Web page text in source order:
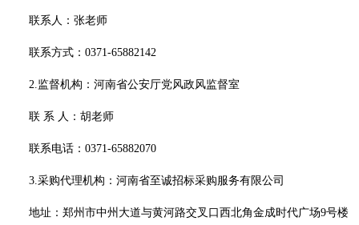
联系人： 张老师
联系方式： 0371-65882142
2.监督机构：河南省公安厅党风政风监督室
联 系 人： 胡老师
联系电话： 0371-65882070
3.采购代理机构：河南省至诚招标采购服务有限公司
地址：郑州市中州大道与黄河路交叉口西北角金成时代广场9号楼